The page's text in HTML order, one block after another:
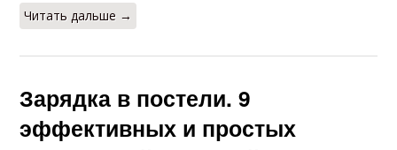
Читать дальше →
Зарядка в постели. 9
эффективных и простых